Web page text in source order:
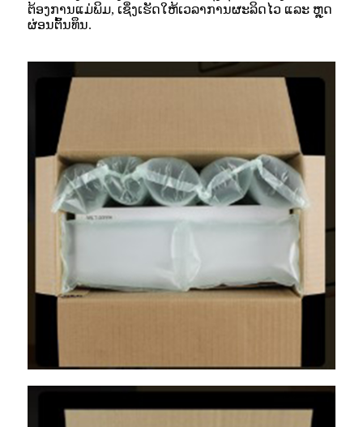
ຕ້ອງການແມ່ພິມ, ເຊິ່ງເຮັດໃຫ້ເວລາການຜະລິດໄວ ແລະ ຫຼຸດ
ຜ່ອນຕົ້ນທຶນ.